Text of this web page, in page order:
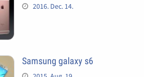
2016. Dec. 14.
Samsung galaxy s6